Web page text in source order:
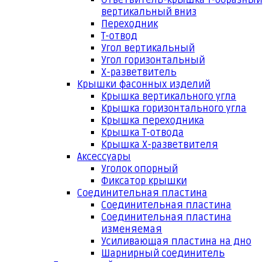
вертикальный вниз
Переходник
Т-отвод
Угол вертикальный
Угол горизонтальный
Х-разветвитель
Крышки фасонных изделий
Крышка вертикального угла
Крышка горизонтального угла
Крышка переходника
Крышка Т-отвода
Крышка Х-разветвителя
Аксессуары
Уголок опорный
Фиксатор крышки
Соединительная пластина
Соединительная пластина
Соединительная пластина
изменяемая
Усиливающая пластина на дно
Шарнирный соединитель